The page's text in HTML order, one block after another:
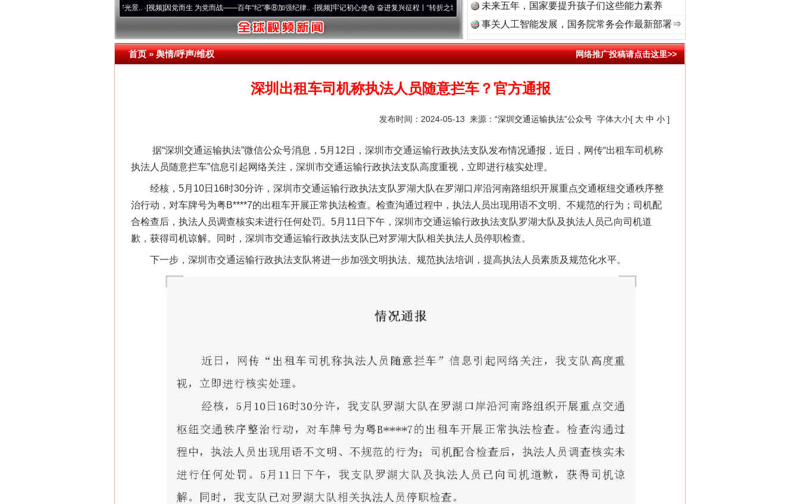
·[视频]因党而生 为党而战——百年“纪”事⑧加强纪律..·[视频]牢记初心使命 奋进复兴征程丨“转折之城”激荡..·[视频] 牢记初心使命 奋进复兴征程丨红船起航处 潮起..·[视频]一首歌的时间，读懂乐至的“诗与远方”
未来五年，国家要提升孩子们这些能力素养
事关人工智能发展，国务院常务会作最新部署⇒
首页»舆情/呼声/维权 网络推广投稿请点击这里>>
深圳出租车司机称执法人员随意拦车？官方通报
发布时间：2024-05-13 来源： “深圳交通运输执法”公众号 字体大小[ 大 中 小 ]
据“深圳交通运输执法”微信公众号消息，5月12日，深圳市交通运输行政执法支队发布情况通报，近日，网传“出租车司机称
执法人员随意拦车”信息引起网络关注，深圳市交通运输行政执法支队高度重视，立即进行核实处理。
经核，5月10日16时30分许，深圳市交通运输行政执法支队罗湖大队在罗湖口岸沿河南路组织开展重点交通枢纽交通秩序整
治行动，对车牌号为粤B****7的出租车开展正常执法检查。检查沟通过程中，执法人员出现用语不文明、不规范的行为；司机配
合检查后，执法人员调查核实未进行任何处罚。5月11日下午，深圳市交通运输行政执法支队罗湖大队及执法人员己向司机道
歉，获得司机谅解。同时，深圳市交通运输行政执法支队已对罗湖大队相关执法人员停职检查。
下一步，深圳市交通运输行政执法支队将进一步加强文明执法、规范执法培训，提高执法人员素质及规范化水平。